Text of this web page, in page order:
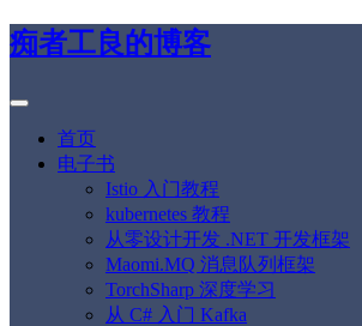
痴者工良的博客
首页
电子书
Istio 入门教程
kubernetes 教程
从零设计开发 .NET 开发框架
Maomi.MQ 消息队列框架
TorchSharp 深度学习
从 C# 入门 Kafka